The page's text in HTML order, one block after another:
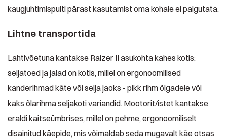
kaugjuhtimispulti pärast kasutamist oma kohale ei paigutata.
Lihtne transportida
Lahtivõetuna kantakse Raizer II asukohta kahes kotis;
seljatoed ja jalad on kotis, millel on ergonoomilised
kanderihmad käte või selja jaoks - pikk rihm õlgadele või
kaks õlarihma seljakoti variandid. Mootorit/istet kantakse
eraldi kaitseümbrises, millel on pehme, ergonoomiliselt
disainitud käepide, mis võimaldab seda mugavalt käe otsas